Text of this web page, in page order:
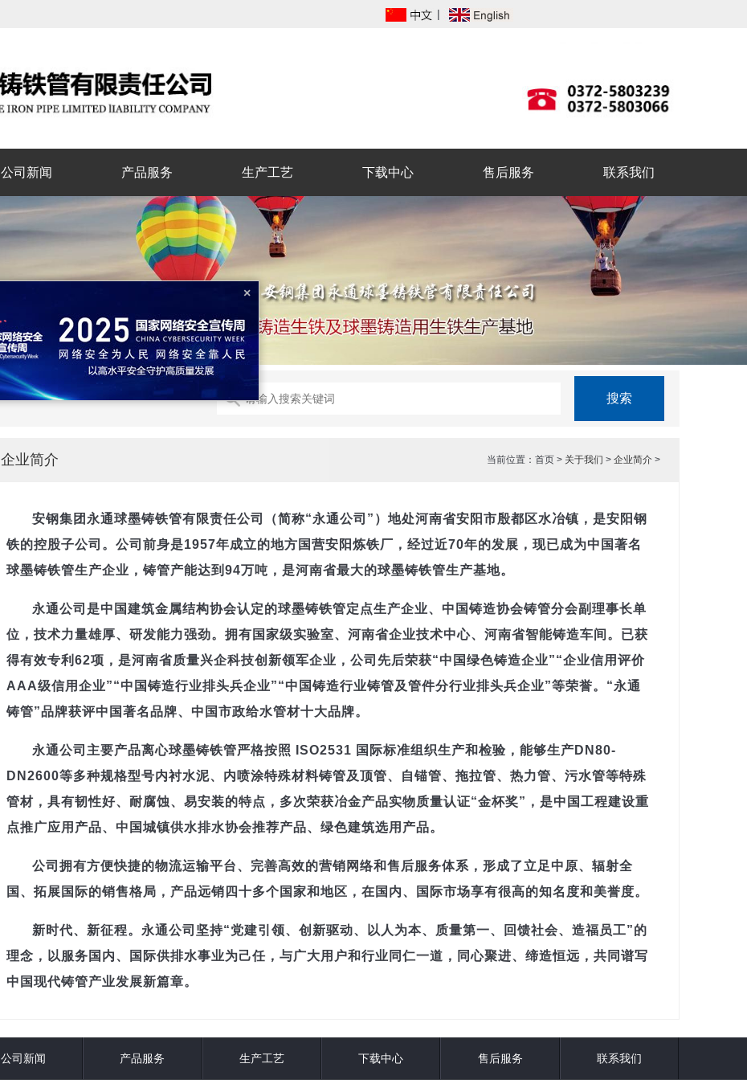
|
公司新闻 产品服务 生产工艺 下载中心 售后服务 联系我们
企业简介 当前位置：首页 > 关于我们 > 企业简介 >
安钢集团永通球墨铸铁管有限责任公司（简称“永通公司”）地处河南省安阳市殷都区水冶镇，是安阳钢
铁的控股子公司。公司前身是1957年成立的地方国营安阳炼铁厂，经过近70年的发展，现已成为中国著名
球墨铸铁管生产企业，铸管产能达到94万吨，是河南省最大的球墨铸铁管生产基地。
永通公司是中国建筑金属结构协会认定的球墨铸铁管定点生产企业、中国铸造协会铸管分会副理事长单
位，技术力量雄厚、研发能力强劲。拥有国家级实验室、河南省企业技术中心、河南省智能铸造车间。已获
得有效专利62项，是河南省质量兴企科技创新领军企业，公司先后荣获“中国绿色铸造企业”“企业信用评价
AAA级信用企业”“中国铸造行业排头兵企业”“中国铸造行业铸管及管件分行业排头兵企业”等荣誉。“永通
铸管”品牌获评中国著名品牌、中国市政给水管材十大品牌。
永通公司主要产品离心球墨铸铁管严格按照 ISO2531 国际标准组织生产和检验，能够生产DN80-
DN2600等多种规格型号内衬水泥、内喷涂特殊材料铸管及顶管、自锚管、拖拉管、热力管、污水管等特殊
管材，具有韧性好、耐腐蚀、易安装的特点，多次荣获冶金产品实物质量认证“金杯奖”，是中国工程建设重
点推广应用产品、中国城镇供水排水协会推荐产品、绿色建筑选用产品。
公司拥有方便快捷的物流运输平台、完善高效的营销网络和售后服务体系，形成了立足中原、辐射全
国、拓展国际的销售格局，产品远销四十多个国家和地区，在国内、国际市场享有很高的知名度和美誉度。
新时代、新征程。永通公司坚持“党建引领、创新驱动、以人为本、质量第一、回馈社会、造福员工”的
理念，以服务国内、国际供排水事业为己任，与广大用户和行业同仁一道，同心聚进、缔造恒远，共同谱写
中国现代铸管产业发展新篇章。
公司新闻 产品服务 生产工艺 下载中心 售后服务 联系我们